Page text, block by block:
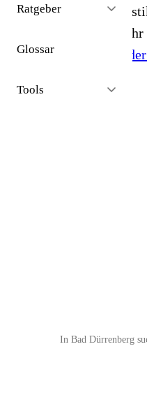
Ratgeber
Glossar
Tools
öffentlichen
Inhaber können
Hörakustiker in